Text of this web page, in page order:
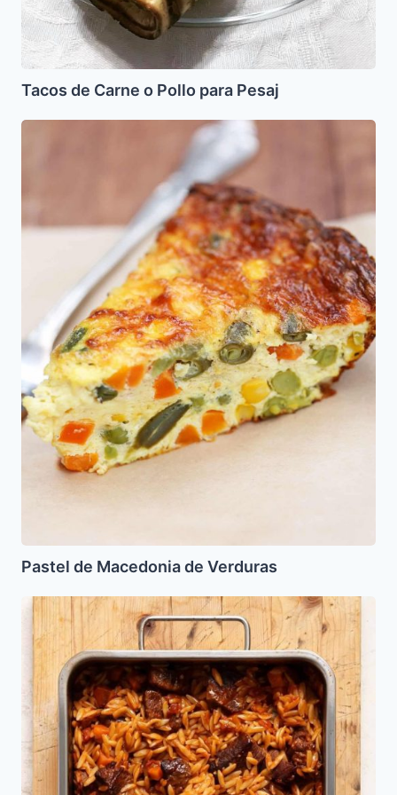
Tacos de Carne o Pollo para Pesaj
Pastel
Pastel de Macedonia de Verduras
Yarkoie
con
Ferfalej